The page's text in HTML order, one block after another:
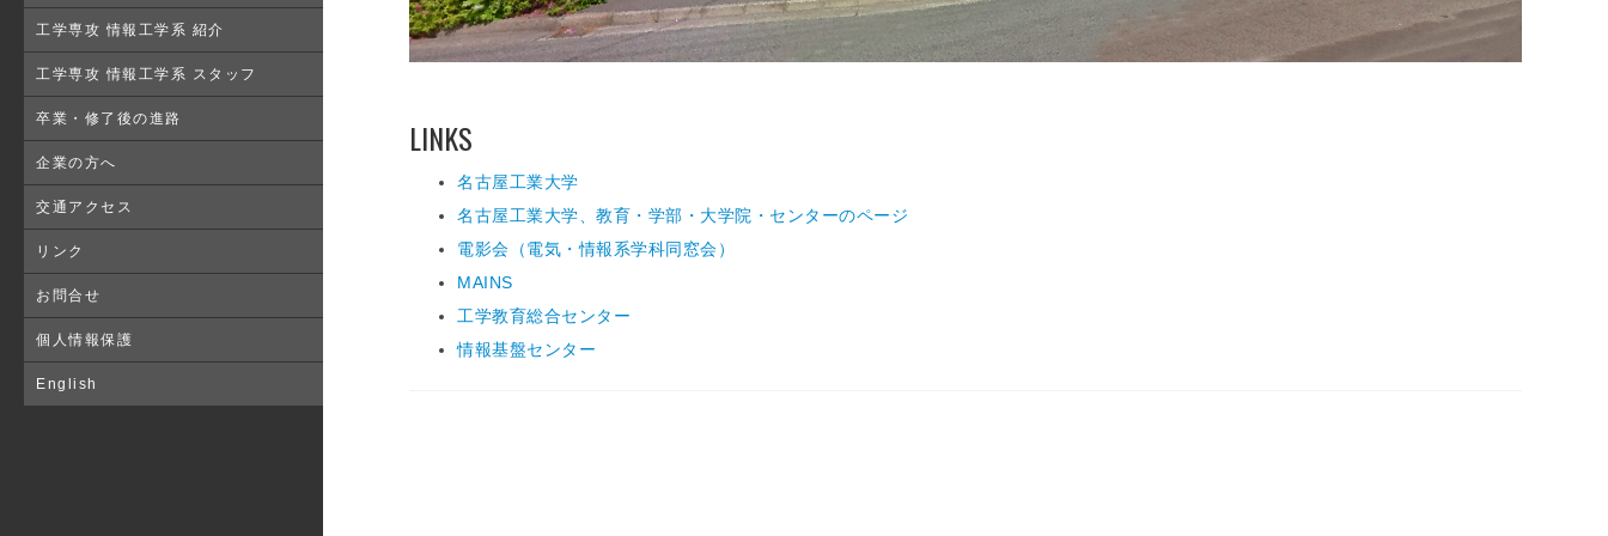
工学専攻 情報工学系 紹介
工学専攻 情報工学系 スタッフ
卒業・修了後の進路
企業の方へ
交通アクセス
リンク
お問合せ
個人情報保護
English
LINKS
名古屋工業大学
名古屋工業大学、教育・学部・大学院・センターのページ
電影会（電気・情報系学科同窓会）
MAINS
工学教育総合センター
情報基盤センター